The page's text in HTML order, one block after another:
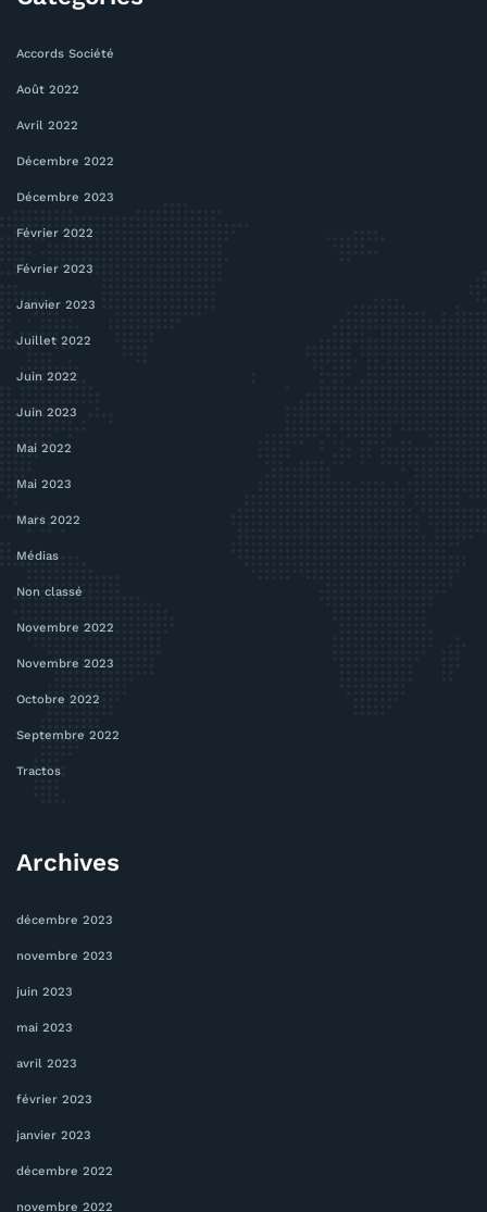
Accords Société
Août 2022
Avril 2022
Décembre 2022
Décembre 2023
Février 2022
Février 2023
Janvier 2023
Juillet 2022
Juin 2022
Juin 2023
Mai 2022
Mai 2023
Mars 2022
Médias
Non classé
Novembre 2022
Novembre 2023
Octobre 2022
Septembre 2022
Tractos
Archives
décembre 2023
novembre 2023
juin 2023
mai 2023
avril 2023
février 2023
janvier 2023
décembre 2022
novembre 2022